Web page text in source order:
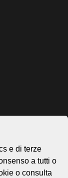
e di terze
a tutti o
o consulta